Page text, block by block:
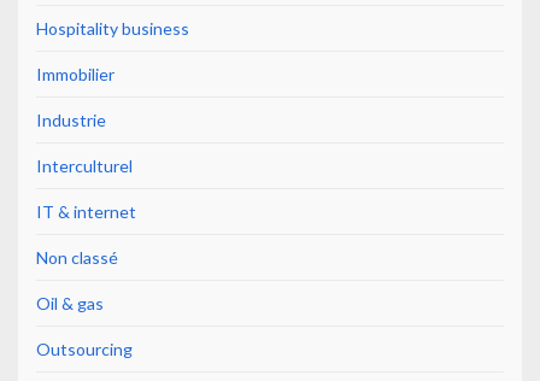
Hospitality business
Immobilier
Industrie
Interculturel
IT & internet
Non classé
Oil & gas
Outsourcing